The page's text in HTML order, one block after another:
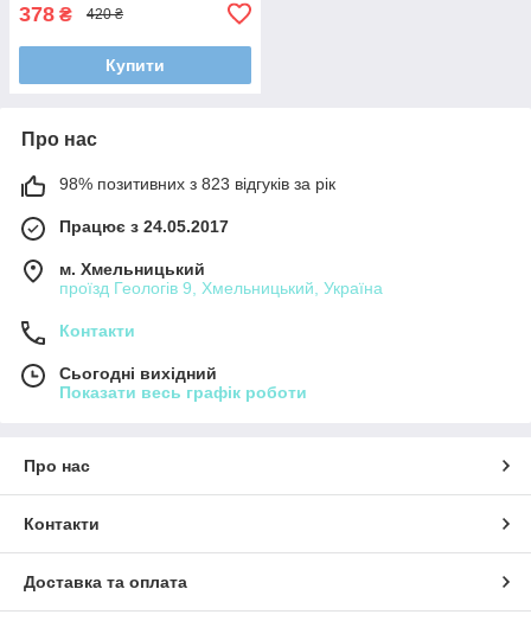
378 ₴ 420 ₴
Купити
Про нас
98% позитивних з 823 відгуків за рік
Працює з 24.05.2017
м. Хмельницький
проїзд Геологів 9, Хмельницький, Україна
Контакти
Сьогодні вихідний
Показати весь графік роботи
Про нас
Контакти
Доставка та оплата